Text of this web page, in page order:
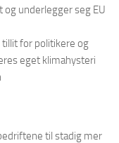
underlegger seg EU
for politikere og
eget klimahysteri
til stadig mer